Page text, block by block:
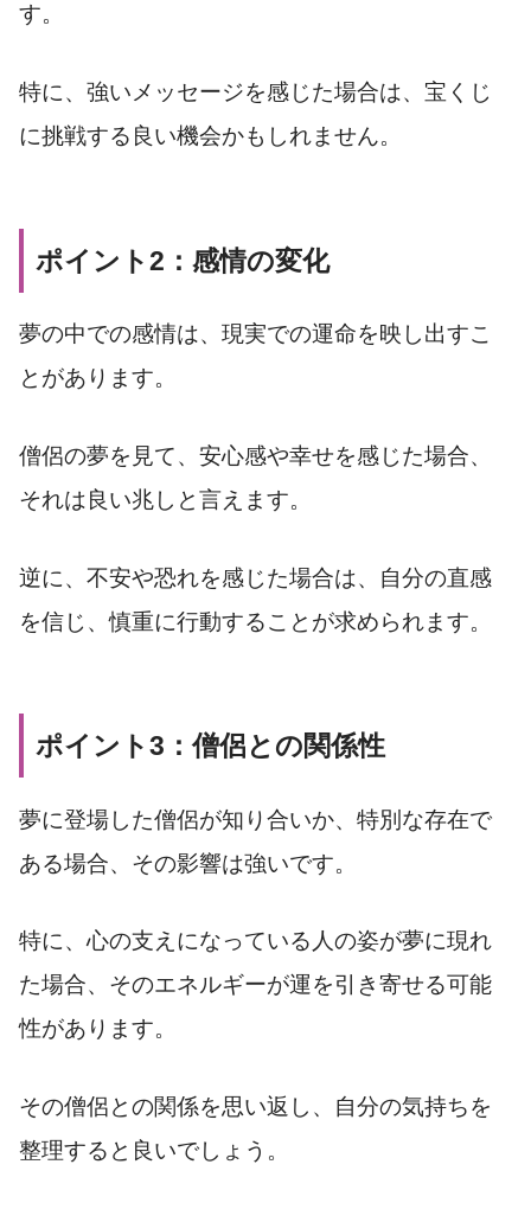
す。
特に、強いメッセージを感じた場合は、宝くじ
に挑戦する良い機会かもしれません。
ポイント2：感情の変化
夢の中での感情は、現実での運命を映し出すこ
とがあります。
僧侶の夢を見て、安心感や幸せを感じた場合、
それは良い兆しと言えます。
逆に、不安や恐れを感じた場合は、自分の直感
を信じ、慎重に行動することが求められます。
ポイント3：僧侶との関係性
夢に登場した僧侶が知り合いか、特別な存在で
ある場合、その影響は強いです。
特に、心の支えになっている人の姿が夢に現れ
た場合、そのエネルギーが運を引き寄せる可能
性があります。
その僧侶との関係を思い返し、自分の気持ちを
整理すると良いでしょう。